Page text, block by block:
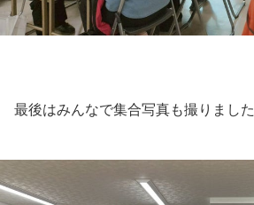
最後はみんなで集合写真も撮りました